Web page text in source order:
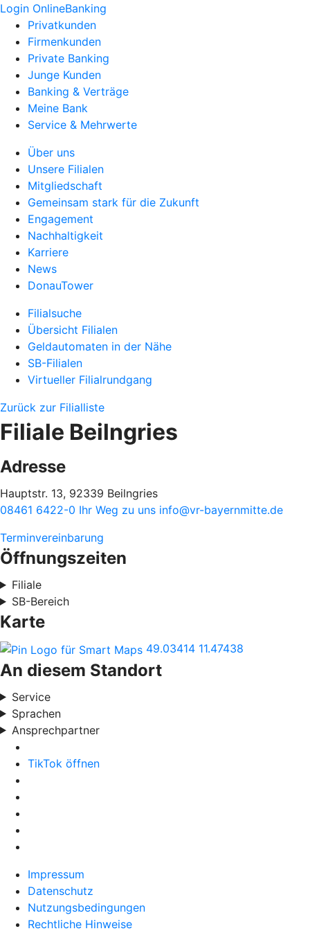
Login OnlineBanking
Privatkunden
Firmenkunden
Private Banking
Junge Kunden
Banking & Verträge
Meine Bank
Service & Mehrwerte
Über uns
Unsere Filialen
Mitgliedschaft
Gemeinsam stark für die Zukunft
Engagement
Nachhaltigkeit
Karriere
News
DonauTower
Filialsuche
Übersicht Filialen
Geldautomaten in der Nähe
SB-Filialen
Virtueller Filialrundgang
Zurück zur Filialliste
Filiale Beilngries
Adresse
Hauptstr. 13, 92339 Beilngries
08461 6422-0 Ihr Weg zu uns info@vr-bayernmitte.de
Terminvereinbarung
Öffnungszeiten
Filiale
SB-Bereich
Karte
49.03414 11.47438
An diesem Standort
Service
Sprachen
Ansprechpartner
TikTok öffnen
Impressum
Datenschutz
Nutzungsbedingungen
Rechtliche Hinweise